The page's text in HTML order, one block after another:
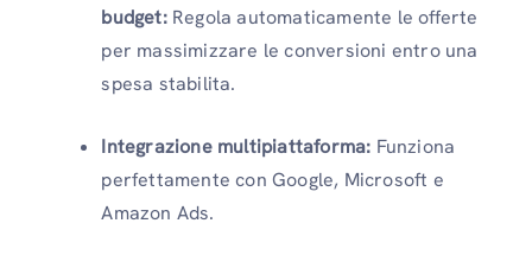
budget:Regola automaticamente le offerte
per massimizzare le conversioni entro una
spesa stabilita.
Integrazione multipiattaforma: Funziona
perfettamente con Google, Microsoft e
Amazon Ads.